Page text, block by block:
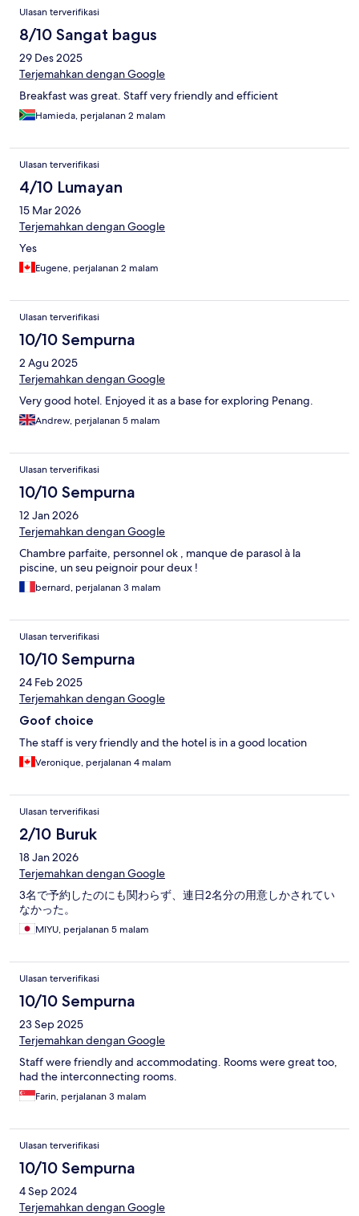
Ulasan terverifikasi
8/10 Sangat bagus
29 Des 2025
Terjemahkan dengan Google
Breakfast was great. Staff very friendly and efficient
Hamieda, perjalanan 2 malam
Ulasan terverifikasi
4/10 Lumayan
15 Mar 2026
Terjemahkan dengan Google
Yes
Eugene, perjalanan 2 malam
Ulasan terverifikasi
10/10 Sempurna
2 Agu 2025
Terjemahkan dengan Google
Very good hotel. Enjoyed it as a base for exploring Penang.
Andrew, perjalanan 5 malam
Ulasan terverifikasi
10/10 Sempurna
12 Jan 2026
Terjemahkan dengan Google
Chambre parfaite, personnel ok , manque de parasol à la
piscine, un seu peignoir pour deux !
bernard, perjalanan 3 malam
Ulasan terverifikasi
10/10 Sempurna
24 Feb 2025
Terjemahkan dengan Google
Goof choice
The staff is very friendly and the hotel is in a good location
Veronique, perjalanan 4 malam
Ulasan terverifikasi
2/10 Buruk
18 Jan 2026
Terjemahkan dengan Google
3名で予約したのにも関わらず、連日2名分の用意しかされてい
なかった。
MIYU, perjalanan 5 malam
Ulasan terverifikasi
10/10 Sempurna
23 Sep 2025
Terjemahkan dengan Google
Staff were friendly and accommodating. Rooms were great too,
had the interconnecting rooms.
Farin, perjalanan 3 malam
Ulasan terverifikasi
10/10 Sempurna
4 Sep 2024
Terjemahkan dengan Google